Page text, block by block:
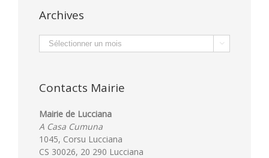
Archives
Archives 
Contacts Mairie
Mairie de Lucciana
A Casa Cumuna
1045, Corsu Lucciana
CS 30026, 20 290 Lucciana